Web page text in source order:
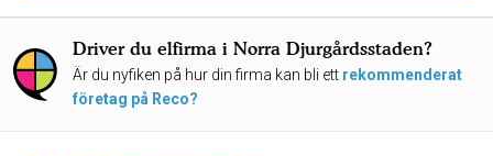
Driver du elfirma i Norra Djurgårdsstaden?
Är du nyfiken på hur din firma kan bli ett rekommenderat
företag på Reco?